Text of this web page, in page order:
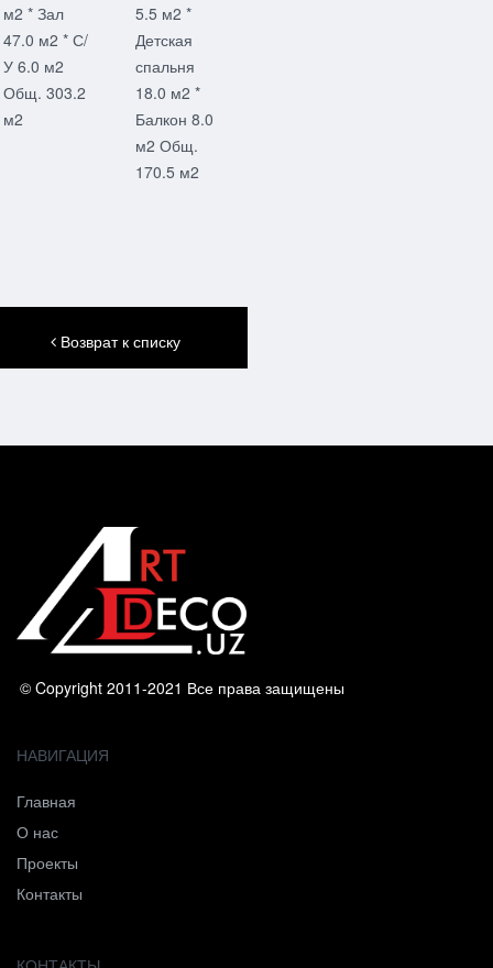
м2 * Зал
47.0 м2 * С/
У 6.0 м2
Общ. 303.2
м2
5.5 м2 *
Детская
спальня
18.0 м2 *
Балкон 8.0
м2 Общ.
170.5 м2
Возврат к списку
© Copyright 2011-2021 Все права защищены
НАВИГАЦИЯ
Главная
О нас
Проекты
Контакты